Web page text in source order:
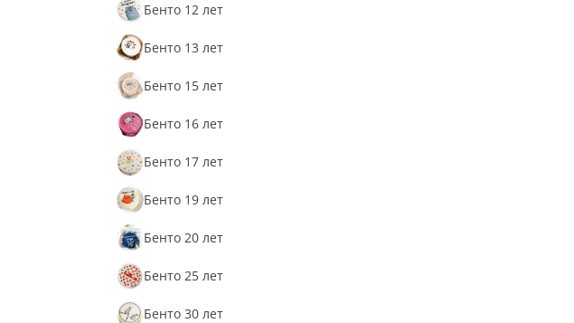
Бенто 12 лет
Бенто 13 лет
Бенто 15 лет
Бенто 16 лет
Бенто 17 лет
Бенто 19 лет
Бенто 20 лет
Бенто 25 лет
Бенто 30 лет